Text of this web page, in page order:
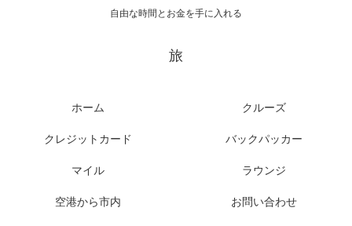
自由な時間とお金を手に入れる
旅
ホーム クルーズ
クレジットカード バックパッカー
マイル ラウンジ
空港から市内 お問い合わせ